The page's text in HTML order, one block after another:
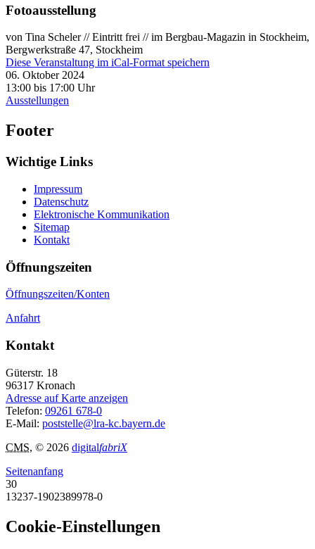
Fotoausstellung
von Tina Scheler // Eintritt frei // im Bergbau-Magazin in Stockheim,
Bergwerkstraße 47, Stockheim
Diese Veranstaltung im iCal-Format speichern
06. Oktober 2024
13:00 bis 17:00 Uhr
Ausstellungen
Footer
Wichtige Links
Impressum
Datenschutz
Elektronische Kommunikation
Sitemap
Kontakt
Öffnungszeiten
Öffnungszeiten/Konten
Anfahrt
Kontakt
Güterstr. 18
96317 Kronach
Adresse auf Karte anzeigen
Telefon: 09261 678-0
E-Mail: poststelle@lra-kc.bayern.de
CMS, © 2026 digitalfabriX
Seitenanfang
30
13237-1902389978-0
Cookie-Einstellungen